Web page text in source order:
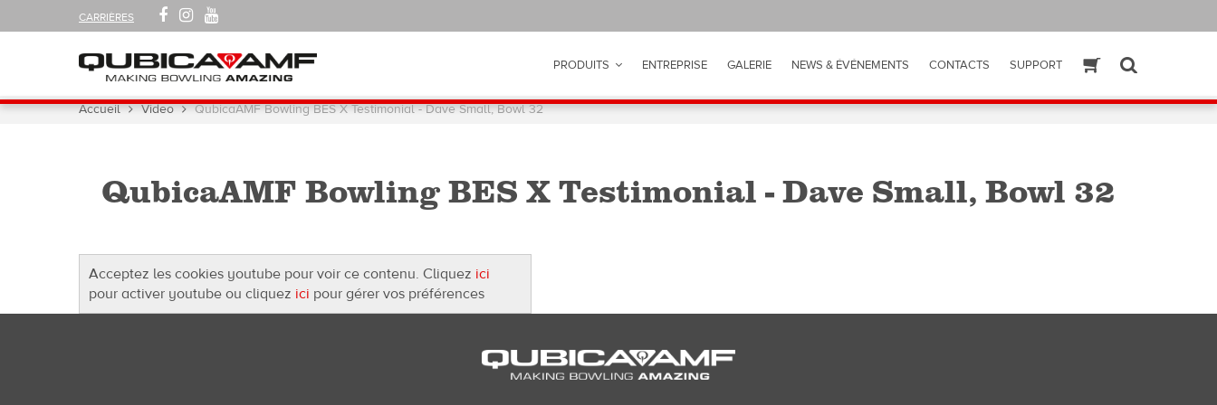
CARRIÈRES
SUIVEZ-
NOUS
FACEBOOKINSTAGRAM
Navigation PRODUITS ENTREPRISE GALERIE NEWS & ÉVÉNEMENTS CONTACTS SUPPORTESHOP
Vous
Accueil Video QubicaAMF Bowling BES X Testimonial - Dave Small, Bowl 32
QubicaAMF Bowling BES X Testimonial - Dave Small, Bowl 32
Acceptez les cookies youtube pour voir ce contenu. Cliquez ici
pour activer youtube ou cliquez ici pour gérer vos préférences